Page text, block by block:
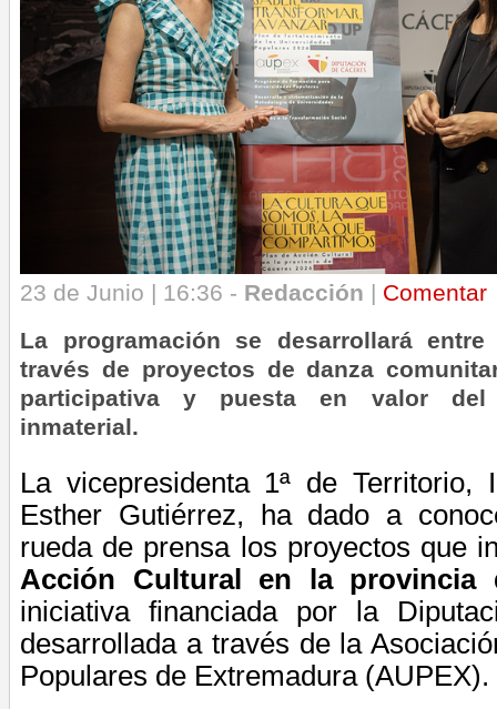
23 de Junio | 16:36 - Redacción | Comentar
La programación se desarrollará
través de proyectos de danza
participativa y puesta en valor del
inmaterial.
La vicepresidenta 1ª de Territorio,
Esther Gutiérrez, ha dado a
rueda de prensa los proyectos que
Acción Cultural en la provincia
iniciativa financiada por la
desarrollada a través de la
Populares de Extremadura (AUPEX).